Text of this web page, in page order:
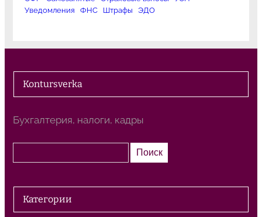
Уведомления
ФНС Штрафы ЭДО
Kontursverka
Бухгалтерия, налоги, кадры
о
к
Поиск
Категории